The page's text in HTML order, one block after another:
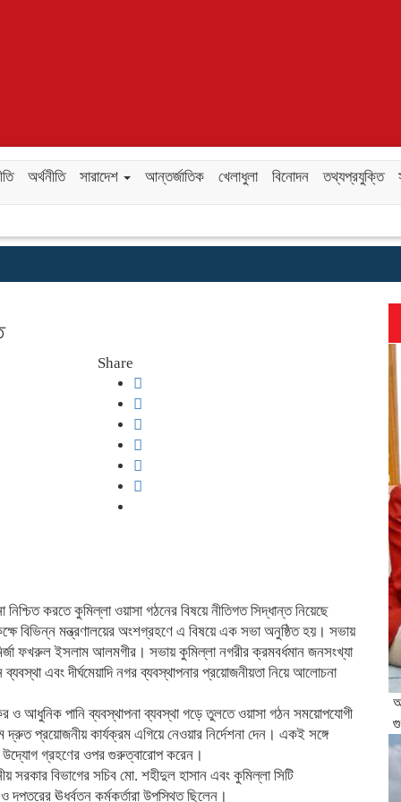
অর্থনীতি সারাদেশ আন্তর্জাতিক খেলাধুলা বিনোদন তথ্যপ্রযুক্তি
Share
করতে কুমিল্লা ওয়াসা গঠনের বিষয়ে নীতিগত সিদ্ধান্ত নিয়েছে
বিভিন্ন মন্ত্রণালয়ের অংশগ্রহণে এ বিষয়ে এক সভা অনুষ্ঠিত হয়। সভায়
ফখরুল ইসলাম আলমগীর। সভায় কুমিল্লা নগরীর ক্রমবর্ধমান জনসংখ্যা
এবং দীর্ঘমেয়াদি নগর ব্যবস্থাপনার প্রয়োজনীয়তা নিয়ে আলোচনা
ও আধুনিক পানি ব্যবস্থাপনা ব্যবস্থা গড়ে তুলতে ওয়াসা গঠন সময়োপযোগী
প্রয়োজনীয় কার্যক্রম এগিয়ে নেওয়ার নির্দেশনা দেন। একই সঙ্গে
উদ্যোগ গ্রহণের ওপর গুরুত্বারোপ করেন।
বিভাগের সচিব মো. শহীদুল হাসান এবং কুমিল্লা সিটি
ঊর্ধ্বতন কর্মকর্তারা উপস্থিত ছিলেন।